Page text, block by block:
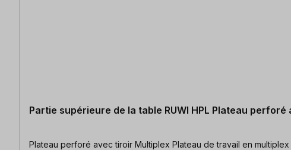
Partie supérieure de la table RUWI HPL Plateau
Plateau perforé avec tiroir Multiplex